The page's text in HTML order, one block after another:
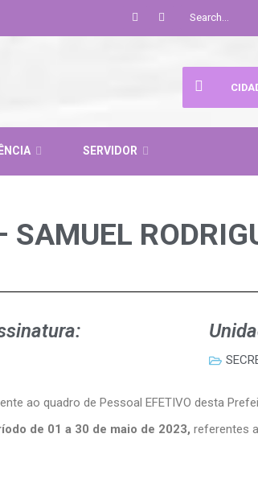
SERVIDOR
ao quadro de Pessoal EFETIVO desta
de 01 a 30 de maio de 2023, referentes